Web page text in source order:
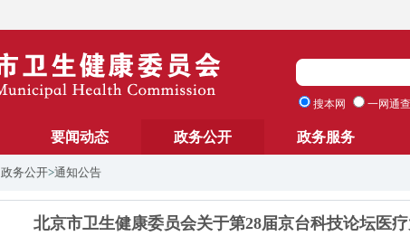
搜本网 一网通查
要闻动态 政务公开 政务服务
政务公开>通知公告
北京市卫生健康委员会关于第28届京台科技论坛医